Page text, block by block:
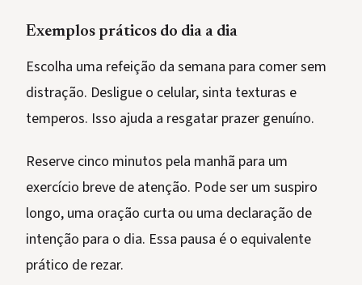
Exemplos práticos do dia a dia
Escolha uma refeição da semana para comer sem
distração. Desligue o celular, sinta texturas e
temperos. Isso ajuda a resgatar prazer genuíno.
Reserve cinco minutos pela manhã para um
exercício breve de atenção. Pode ser um suspiro
longo, uma oração curta ou uma declaração de
intenção para o dia. Essa pausa é o equivalente
prático de rezar.